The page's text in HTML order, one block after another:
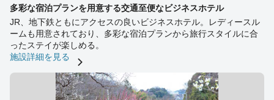
多彩な宿泊プランを用意する交通至便なビジネスホテル
JR、地下鉄ともにアクセスの良いビジネスホテル。レディースル
ームも用意されており、多彩な宿泊プランから旅行スタイルに合
ったステイが楽しめる。
施設詳細を見る